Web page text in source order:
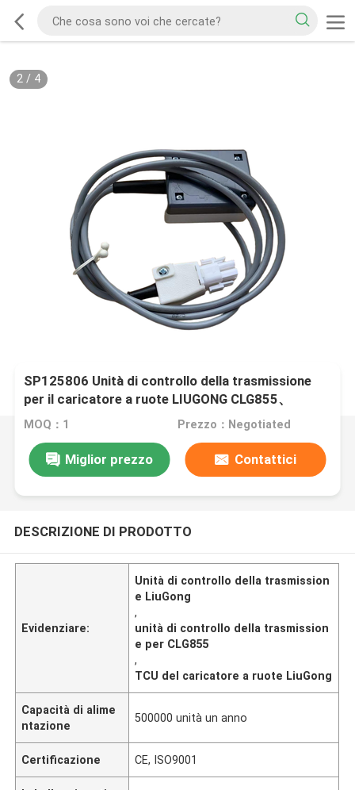
2/ 4
SP125806 Unità di controllo della trasmissione
per il caricatore a ruote LIUGONG CLG855、
CLG856、CLG850H、ZL50CN、ZL50CNX、
CLG860H、CLG862H、CLG862N、CLG870H、
CLG888、CLG890H
MOQ：1 Prezzo：Negotiated
Miglior prezzo Contattici
DESCRIZIONE DI PRODOTTO
Evidenziare:
Unità di controllo della trasmission
e LiuGong
,
unità di controllo della trasmission
e per CLG855
,
TCU del caricatore a ruote LiuGong
Capacità di alime
ntazione
500000 unità un anno
Certificazione CE, ISO9001